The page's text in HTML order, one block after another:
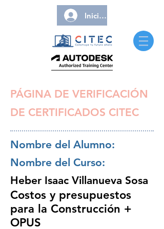
Iniciar sesión
PÁGINA DE VERIFICACIÓN
DE CERTIFICADOS CITEC
Nombre del Alumno:
Nombre del Curso:
Heber Isaac Villanueva Sosa
Costos y presupuestos
para la Construcción +
OPUS